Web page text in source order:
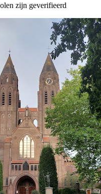
zijn geverifieerd